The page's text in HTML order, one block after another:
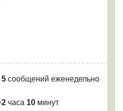
5 сообщений еженедельно
2 часа 10 минут